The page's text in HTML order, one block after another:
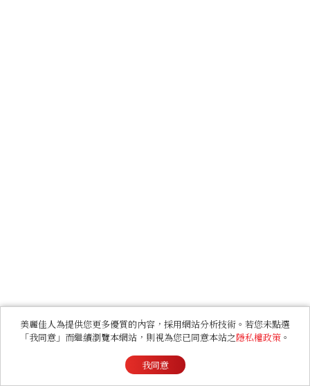
美麗佳人為提供您更多優質的內容，採用網站分析技術。若您未點選
「我同意」而繼續瀏覽本網站，則視為您已同意本站之隱私權政策 。
我同意